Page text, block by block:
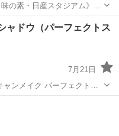
の素・日産スタジアム》で
じながら 感動の瞬間を見届
ャドウ（パーフェクトス
7月21日
上品で大人っぽいクラシッ